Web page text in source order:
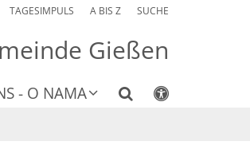
TAGESIMPULS A BIS Z SUCHE
Gießen
- O NAMA